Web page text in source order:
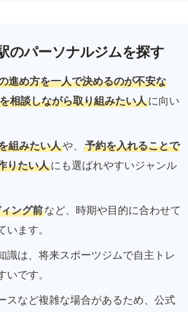
のパーソナルジムを探す
進め方を一人で決めるのが不安な
相談しながら取り組みたい人に向い
組みたい人や、
予約を入れることで
りたい人にも選ばれやすいジャンル
ング前など、時期や目的に合わせて
ます。
識は、将来スポーツジムで自主トレ
です。
スなど複雑な場合があるため、公式